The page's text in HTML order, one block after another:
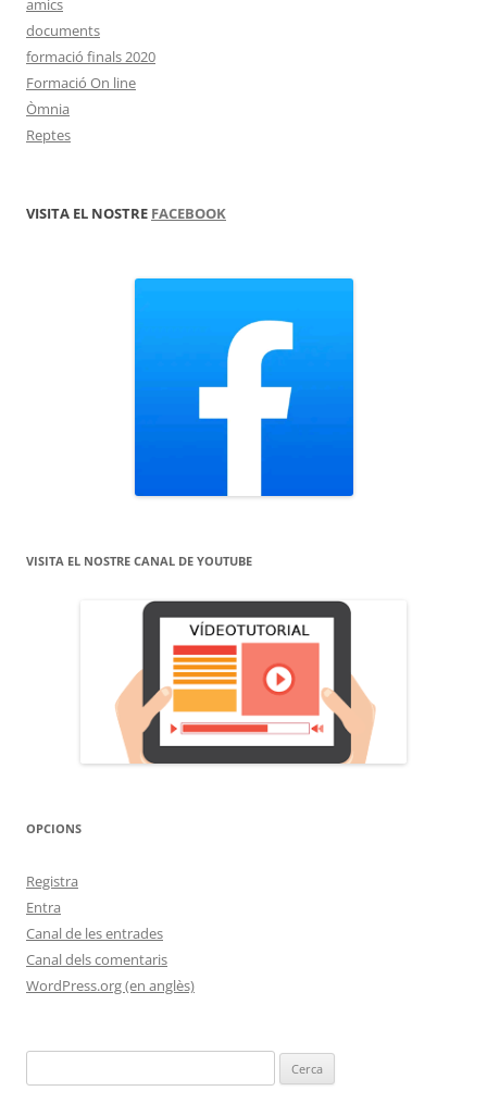
amics
documents
formació finals 2020
Formació On line
Òmnia
Reptes
VISITA EL NOSTRE FACEBOOK
VISITA EL NOSTRE CANAL DE YOUTUBE
OPCIONS
Registra
Entra
Canal de les entrades
Canal dels comentaris
WordPress.org (en anglès)